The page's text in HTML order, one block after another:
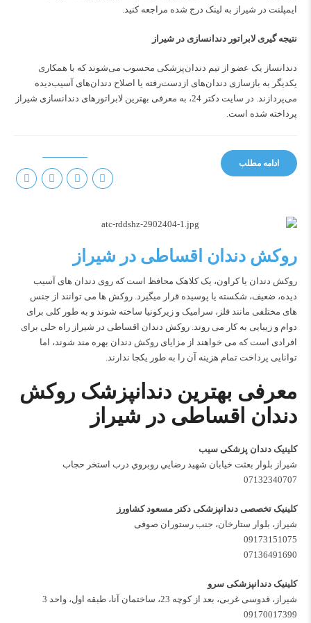
ایمپلنت در شیراز به لینک درج شده مراجعه کنید.
نتیجه گیری لابراتور دندانسازی در شیراز
دندانساز یک عضو از تیم دندان‌پزشکی محسوب می‌شوند که با همکاری
یکدیگر به بازسازی دندان‌های ازدست‌رفته یا اصلاح دندان‌های آسیب‌دیده
می‌پردازند. در سایت دکتر 24
، به معرفی بهترین لابراتورهای دندانسازی شیراز
پرداخته شده است.
ادامه مطلب
روکش دندان اقساطی در شیراز
روکش دندان یا کراون، یک کلاهک محافظ است که روی دندان های آسیب
دیده، ضعیف، شکسته یا پوسیده قرار میگیرد. روکش ها می توانند از جنس
های مختلفی مانند فلز، سرامیک و زیرکونیا ساخته شوند و به طور کلی برای
دوام و زیبایی به کار می روند. روکش دندان اقساطی در شیراز راه حلی برای
افرادی است که می خواهند از مزایای روکش دندان بهره مند شوند، اما
توانایی پرداخت تمام هزینه آن را به طور یکجا ندارند.
معرفی بهترین دندانپزشک روکش
دندان اقساطی در شیراز
کلینیک دندان پزشکی سیب
شيراز بلوار بعثت خيابان شهيد رضايي روبروي درب استخر حجاب
07132340707
کلینیک تخصصی دندانپزشکی دکتر مسعود کشاورز
شیراز، بلوار ستارخان، جنب رستوران صوفی
09173151075
07136491690
کلینیک دندانپزشکی سرو
شیراز، قدوسی غربی، بعد از کوچه 23، ساختمان آنا، طبقه اول، واحد 3
09170017399